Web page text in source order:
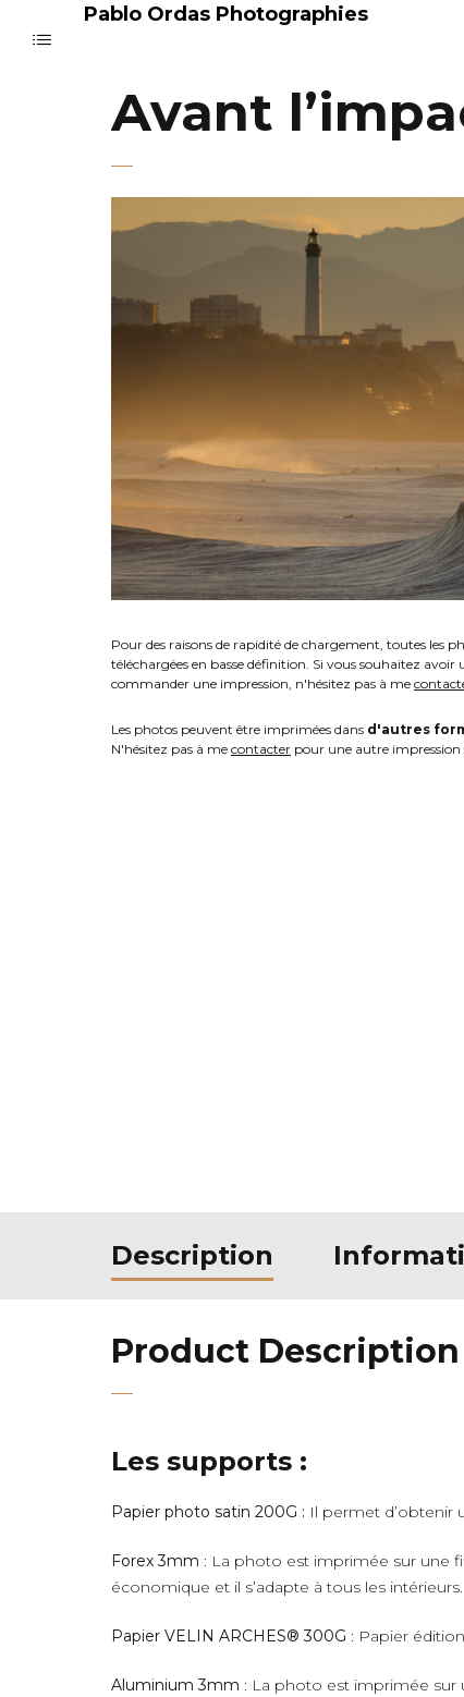
Pablo Ordas Photographies
Avant
Pour des raisons de rapidité de chargement, toutes les
téléchargées en basse définition. Si vous souhaitez
commander une impression, n'hésitez pas à me
Les photos peuvent être imprimées dans d'autres
N'hésitez pas à me contacter pour une autre
Description
Product Description
Les supports :
Papier photo satin 200G : Il permet d’obtenir
Forex 3mm : La photo est imprimée sur une
économique et il s’adapte à tous les intérieurs.
Papier VELIN ARCHES® 300G : Papier
Aluminium 3mm : La photo est imprimée sur